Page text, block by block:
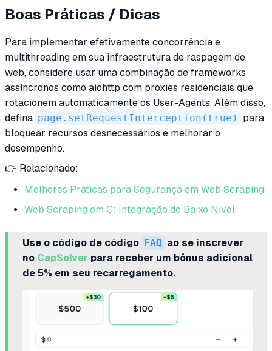
Boas Práticas / Dicas
Para implementar efetivamente concorrência e
multithreading em sua infraestrutura de raspagem de
web, considere usar uma combinação de frameworks
assíncronos como aiohttp com proxies residenciais que
rotacionem automaticamente os User-Agents. Além disso,
defina page.setRequestInterception(true)
para
bloquear recursos desnecessários e melhorar o
desempenho.
👉 Relacionado:
Melhores Práticas para Segurança em Web Scraping
Web Scraping em C: Integração de Baixo Nível
Use o código de código FAQ ao se inscrever
no CapSolver para receber um bônus adicional
de 5% em seu recarregamento.